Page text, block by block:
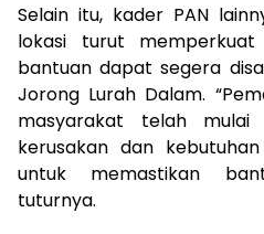
Selain itu, kader PAN
lokasi turut
bantuan dapat segera
Jorong Lurah Dalam.
masyarakat telah mulai
kerusakan dan
untuk memastikan
tuturnya.